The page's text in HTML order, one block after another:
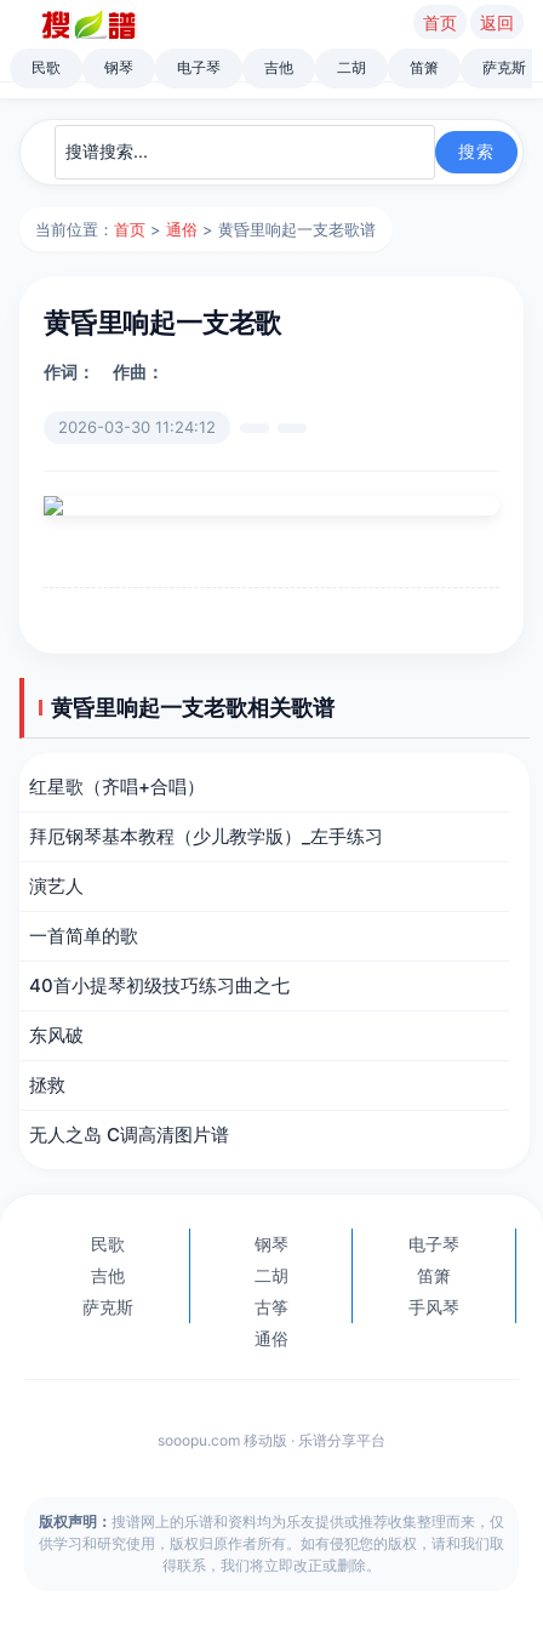
首页 返回
民歌 钢琴 电子琴 吉他 二胡 笛箫 萨克斯
当前位置：首页 >通俗 > 黄昏里响起一支老歌谱
黄昏里响起一支老歌
作词： 作曲：
2026-03-30 11:24:12
黄昏里响起一支老歌相关歌谱
红星歌（齐唱+合唱）
拜厄钢琴基本教程（少儿教学版）_左手练习
演艺人
一首简单的歌
40首小提琴初级技巧练习曲之七
东风破
拯救
无人之岛 C调高清图片谱
民歌 钢琴
电子琴
吉他
二胡
笛箫
萨克斯
古筝
手风琴
通俗
sooopu.com 移动版 · 乐谱分享平台
版权声明： 搜谱网上的乐谱和资料均为乐友提供或推荐收集整理而来，仅
供学习和研究使用，版权归原作者所有。如有侵犯您的版权，请和我们取
得联系，我们将立即改正或删除。